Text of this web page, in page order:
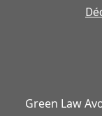
Green Law